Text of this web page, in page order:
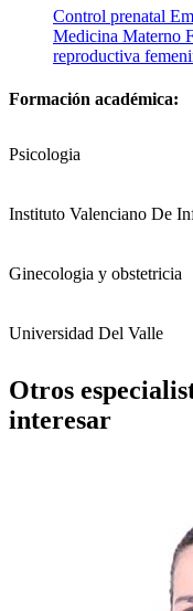
Control prenatal
Medicina Materno
reproductiva
Formación académica:
Psicologia
Instituto Valenciano De
Ginecologia y obstetricia
Universidad Del Valle
Otros
interesar